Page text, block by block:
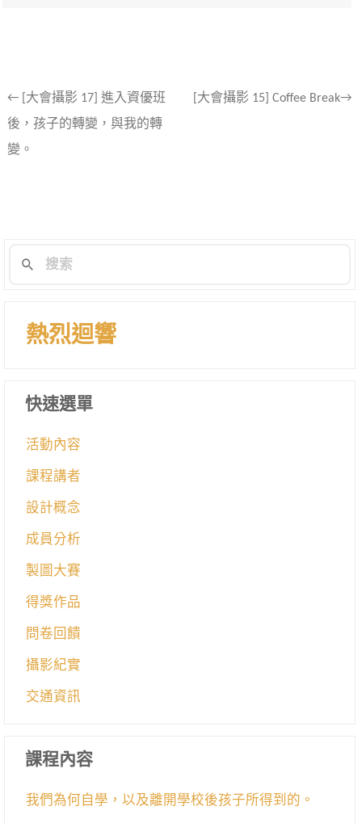
文
章
導
← [大會攝影 17] 進入資優班
後，孩子的轉變，與我的轉
變。
[大會攝影 15] Coffee Break→
熱烈迴響
快速選單
活動內容
課程講者
設計概念
成員分析
製圖大賽
得獎作品
問卷回饋
攝影紀實
交通資訊
課程內容
我們為何自學，以及離開學校後孩子所得到的。